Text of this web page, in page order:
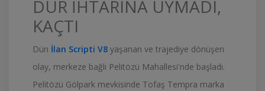
DUR İHTARINA UYMADI,
KAÇTI
Dün İlan Scripti V8 yaşanan ve trajediye dönüşen
olay, merkeze bağlı Pelitözü Mahallesi'nde başladı.
Pelitözü Gölpark mevkisinde Tofaş Tempra marka